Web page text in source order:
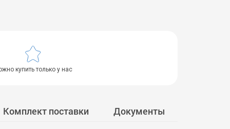
купить только у нас
Комплект поставки Документы